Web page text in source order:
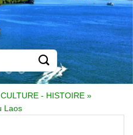
CULTURE - HISTOIRE »
Laos